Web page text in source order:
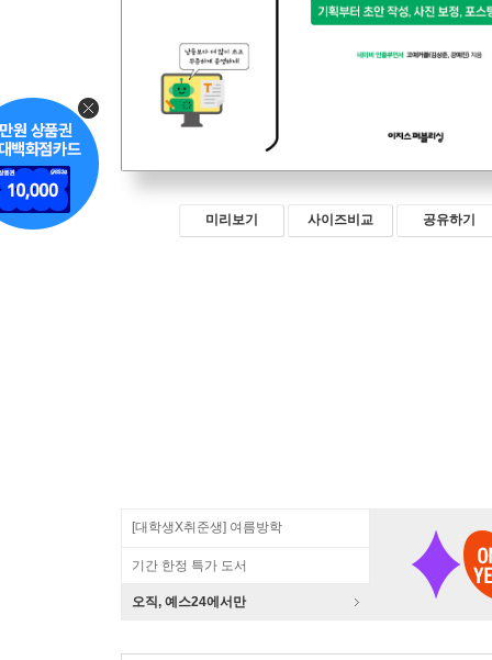
미리보기 사이즈비교 공유하기
[대학생X취준생] 여름방학
기간 한정 특가 도서
오직, 예스24에서만